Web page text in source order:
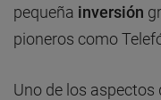
pequeña inversión
pioneros como
Uno de los